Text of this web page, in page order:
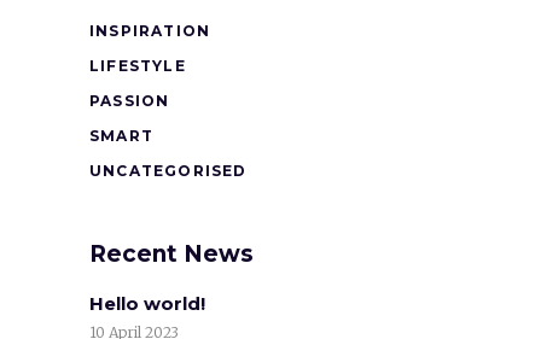
INSPIRATION
LIFESTYLE
PASSION
SMART
UNCATEGORISED
Recent News
Hello world!
10 April 2023